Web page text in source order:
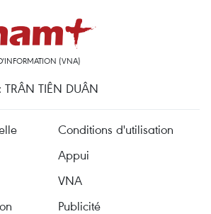
(VNA)
TIÊN DUÂN
Conditions d'utilisation
Appui
VNA
Publicité